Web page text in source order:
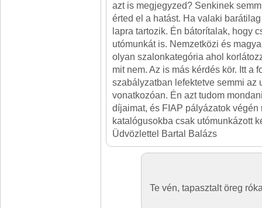
azt is megjegyzed? Senkinek
érted el a hatást. Ha valaki
lapra tartozik. Én bátorítalak, hogy
utómunkát is. Nemzetközi és
olyan szalonkategória ahol
mit nem. Az is más kérdés kör. Itt a
szabályzatban lefektetve semmi az
vonatkozóan. Én azt tudom
díjaimat, és FIAP pályázatok végén
katalógusokba csak utómunkázott
Üdvözlettel Bartal Balázs
Te vén, tapasztalt öreg